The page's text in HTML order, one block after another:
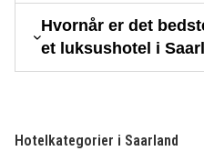
Hvornår er det
et luksushotel i
Hotelkategorier i Saarland